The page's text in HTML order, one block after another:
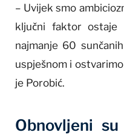
– Uvijek smo
ključni faktor ostaje
najmanje 60
uspješnom i
je Porobić.
Obnovljeni